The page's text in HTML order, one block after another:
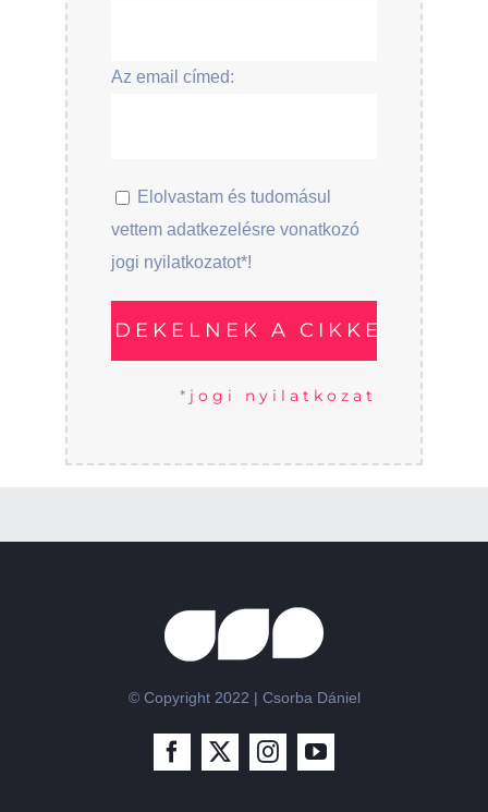
Az email címed:
Elolvastam és tudomásul
vettem adatkezelésre vonatkozó
jogi nyilatkozatot*!
* jogi nyilatkozat
© Copyright 2022 | Csorba Dániel